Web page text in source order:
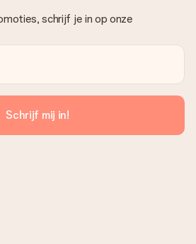
schrijf je in op onze
Schrijf mij in!